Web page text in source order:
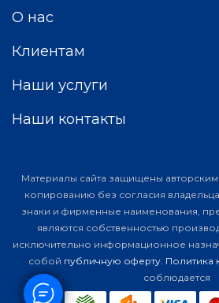
О нас
Клиентам
Наши услуги
Наши контакты
Материалы сайта защищены
копированию без согласия
знаки и фирменные наименования,
являются собственностью
исключительно информационное
собой публичную оферту. Политика
соблюдается